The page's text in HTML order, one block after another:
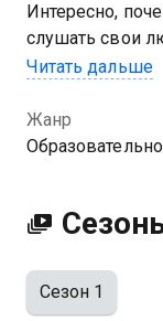
Интересно,
слушать свои
со своим
готовьтесь
Читать дальше
Жанр
Сезон 1